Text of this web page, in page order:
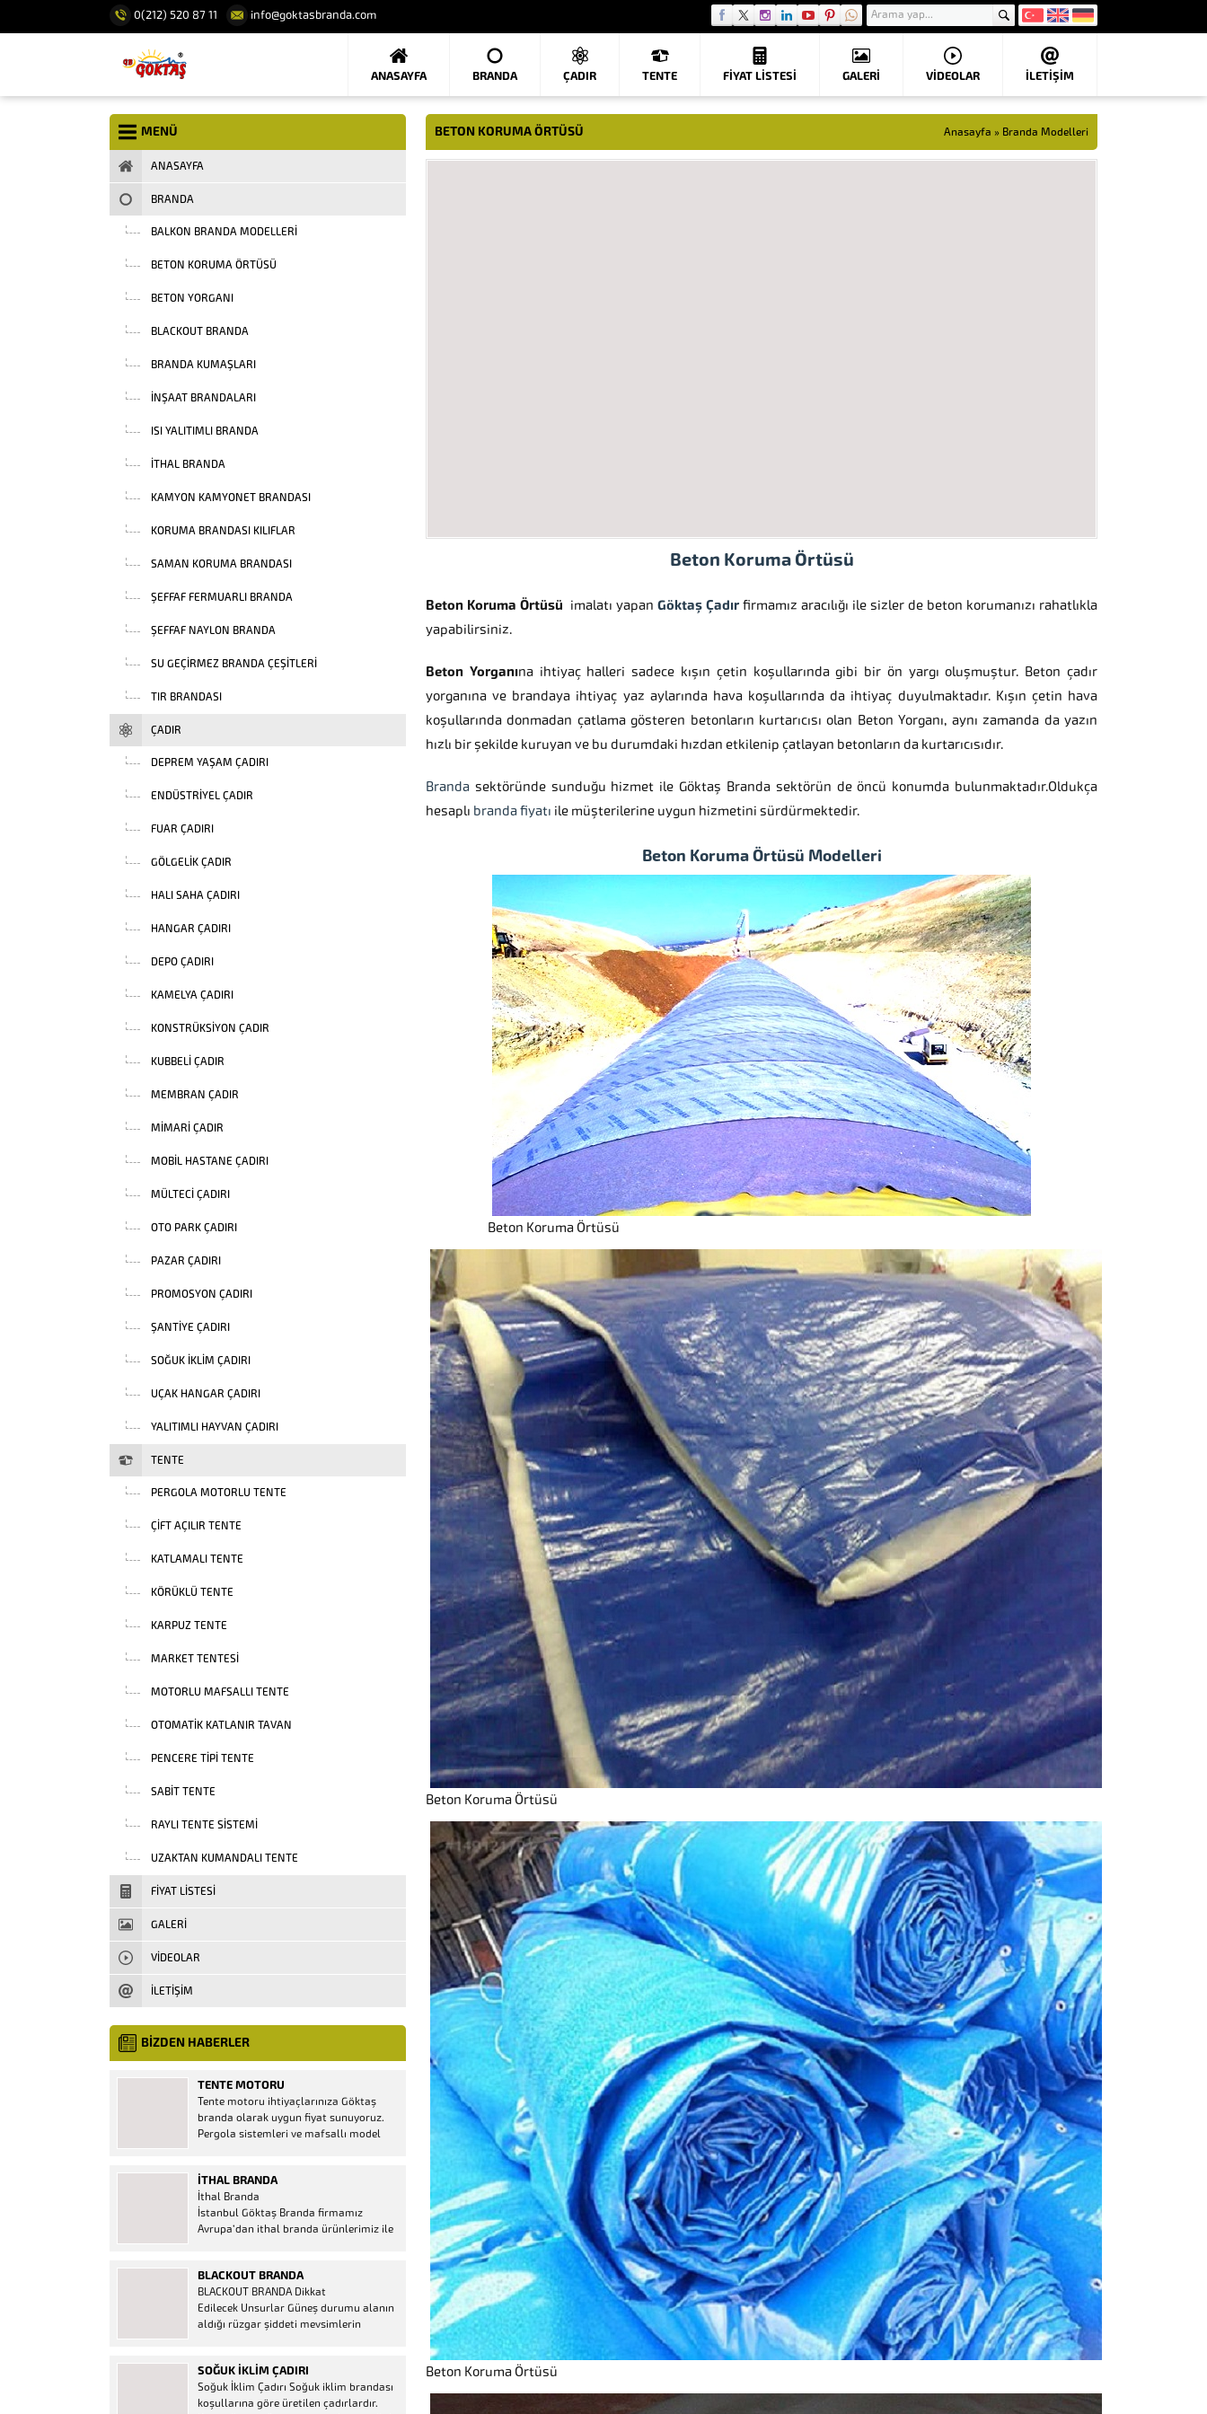
0(212) 520 87 11 info@goktasbranda.com
ANASAYFA BRANDA ÇADIR TENTE FIYAT LISTESI GALERİ VIDEOLAR İLETİŞİM
BETON KORUMA ÖRTÜSÜ Anasayfa » Branda Modelleri
Beton Koruma Örtüsü
Beton Koruma Örtüsü imalatı yapan Göktaş Çadır firmamız aracılığı ile sizler de beton korumanızı rahatlıkla
yapabilirsiniz.
Beton Yorganına ihtiyaç halleri sadece kışın çetin koşullarında gibi bir ön yargı oluşmuştur. Beton çadır
yorganına ve brandaya ihtiyaç yaz aylarında hava koşullarında da ihtiyaç duyulmaktadır. Kışın çetin hava
koşullarında donmadan çatlama gösteren betonların kurtarıcısı olan Beton Yorganı, aynı zamanda da yazın
hızlı bir şekilde kuruyan ve bu durumdaki hızdan etkilenip çatlayan betonların da kurtarıcısıdır.
Branda sektöründe sunduğu hizmet ile Göktaş Branda sektörün de öncü konumda bulunmaktadır.Oldukça
hesaplı branda fiyatı ile müşterilerine uygun hizmetini sürdürmektedir.
Beton Koruma Örtüsü Modelleri
Beton Koruma Örtüsü
Beton Koruma Örtüsü
Beton Koruma Örtüsü
MENÜ
ANASAYFA
BRANDA
BALKON BRANDA MODELLERI
BETON KORUMA ÖRTÜSÜ
BETON YORGANI
BLACKOUT BRANDA
BRANDA KUMAŞLARI
INŞAAT BRANDALARI
ISI YALITIMLI BRANDA
İTHAL BRANDA
KAMYON KAMYONET BRANDASI
KORUMA BRANDASI KILIFLAR
SAMAN KORUMA BRANDASI
ŞEFFAF FERMUARLI BRANDA
ŞEFFAF NAYLON BRANDA
SU GEÇIRMEZ BRANDA ÇEŞITLERI
TIR BRANDASI
ÇADIR
DEPREM YAŞAM ÇADIRI
ENDÜSTRIYEL ÇADIR
FUAR ÇADIRI
GÖLGELIK ÇADIR
HALI SAHA ÇADIRI
HANGAR ÇADIRI
DEPO ÇADIRI
KAMELYA ÇADIRI
KONSTRÜKSIYON ÇADIR
KUBBELI ÇADIR
MEMBRAN ÇADIR
MIMARI ÇADIR
MOBIL HASTANE ÇADIRI
MÜLTECI ÇADIRI
OTO PARK ÇADIRI
PAZAR ÇADIRI
PROMOSYON ÇADIRI
ŞANTIYE ÇADIRI
SOĞUK İKLIM ÇADIRI
UÇAK HANGAR ÇADIRI
YALITIMLI HAYVAN ÇADIRI
TENTE
PERGOLA MOTORLU TENTE
ÇIFT AÇILIR TENTE
KATLAMALI TENTE
KÖRÜKLÜ TENTE
KARPUZ TENTE
MARKET TENTESI
MOTORLU MAFSALLI TENTE
OTOMATIK KATLANIR TAVAN
PENCERE TIPI TENTE
SABIT TENTE
RAYLI TENTE SISTEMI
UZAKTAN KUMANDALI TENTE
FIYAT LISTESI
GALERİ
VIDEOLAR
İLETİŞİM
BİZDEN HABERLER
TENTE MOTORU
Tente motoru ihtiyaçlarınıza Göktaş
branda olarak uygun fiyat sunuyoruz.
Pergola sistemleri ve mafsallı model
mevcuttur. Kumanda ve diğer aparatlar
firmamızda mevcuttur.
İTHAL BRANDA
İthal Branda
İstanbul Göktaş Branda firmamız
Avrupa’dan ithal branda ürünlerimiz ile
Ürün Al dükkanı ürünleri peşin fiyatına
bol taksitle Göktaş Branda Çeşitleri
Adresinde, 1.kalite ithal ürün ne demek
Brandacı sektöründe faaliyet gösteren,
BLACKOUT BRANDA
BLACKOUT BRANDA Dikkat
Edilecek Unsurlar Güneş durumu alanın
aldığı rüzgar şiddeti mevsimlerin
düşünmeniz gereken bir kaç faktörden
biridir. Türkiye’nin lider Branda markası
Göktaş Branda, Hazine ve Maliye Bakanı
SOĞUK İKLIM ÇADIRI
Soğuk İklim Çadırı Soğuk iklim brandası
koşullarına göre üretilen çadırlardır.